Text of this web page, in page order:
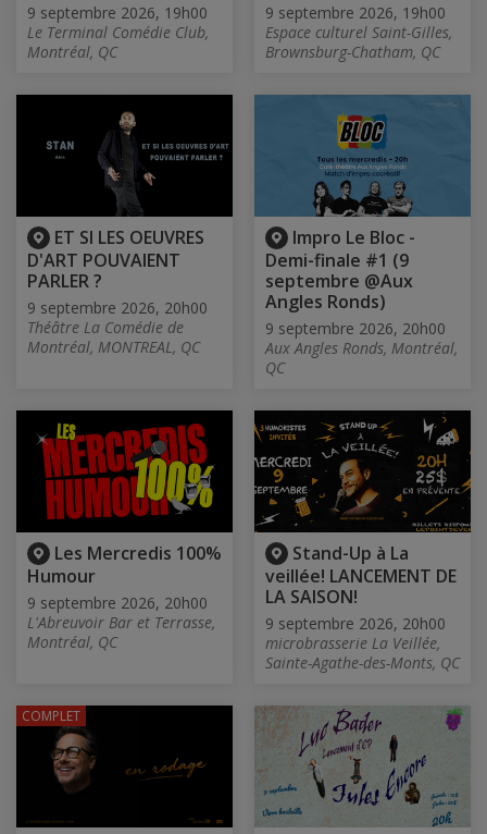
9 septembre 2026, 19h00
Le Terminal Comédie Club,
Montréal, QC
9 septembre 2026, 19h00
Espace culturel Saint-Gilles,
Brownsburg-Chatham, QC
ET SI LES OEUVRES
D'ART POUVAIENT
PARLER ?
9 septembre 2026, 20h00
Théâtre La Comédie de
Montréal, MONTREAL, QC
Impro Le Bloc -
Demi-finale #1 (9
septembre @Aux
Angles Ronds)
9 septembre 2026, 20h00
Aux Angles Ronds, Montréal,
QC
Les Mercredis 100%
Humour
9 septembre 2026, 20h00
L'Abreuvoir Bar et Terrasse,
Montréal, QC
Stand-Up à La
veillée! LANCEMENT DE
LA SAISON!
9 septembre 2026, 20h00
microbrasserie La Veillée,
Sainte-Agathe-des-Monts, QC
COMPLET